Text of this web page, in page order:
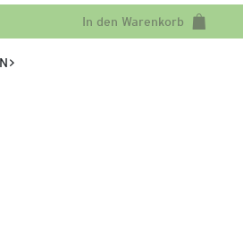
In den Warenkorb